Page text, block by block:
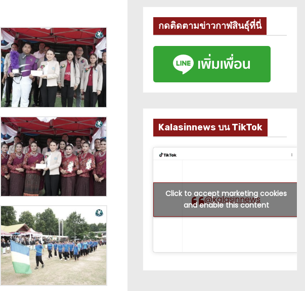
กดติดตามข่าวกาฬสินธุ์ที่นี่
Kalasinnews บน TikTok
@kalasinnews
Click to accept marketing cookies
and enable this content